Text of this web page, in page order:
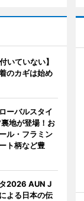
いていない】
のカギは始め
ーバルスタイ
地が登場！お
ル・フラミン
ト柄など豊
2026 AUN J
よる日本の伝